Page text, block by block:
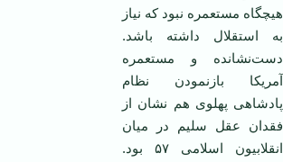
هیچگاه مستعمره نبود که نیاز
به استقلال داشته باشد.
دست‌نشانده و مستعمره
آمریکا بازنمودن نظام
پادشاهی پهلوی هم نشان از
فقدان عقل سلیم در میان
انقلابیون اسلامی ۵۷ بود.